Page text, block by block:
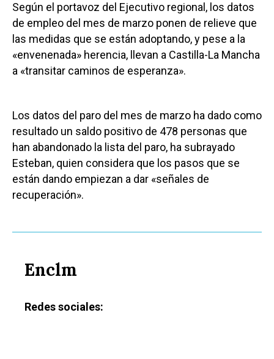
Según el portavoz del Ejecutivo regional, los datos
de empleo del mes de marzo ponen de relieve que
las medidas que se están adoptando, y pese a la
«envenenada» herencia, llevan a Castilla-La Mancha
a «transitar caminos de esperanza».
Los datos del paro del mes de marzo ha dado como
resultado un saldo positivo de 478 personas que
han abandonado la lista del paro, ha subrayado
Esteban, quien considera que los pasos que se
están dando empiezan a dar «señales de
recuperación».
Enclm
Redes sociales: